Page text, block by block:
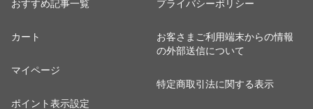
おすすめ記事一覧
カート
マイページ
ポイント表示設定
プライバシーポリシー
お客さまご利用端末からの情報
の外部送信について
特定商取引法に関する表示